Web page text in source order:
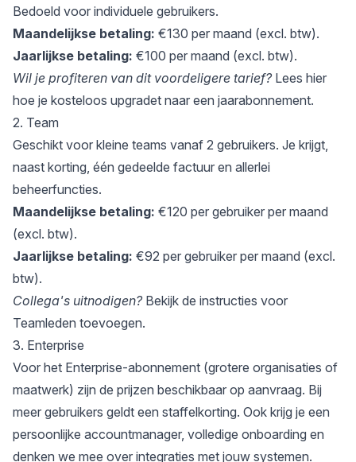
Bedoeld voor individuele gebruikers.
Maandelijkse betaling: €130 per maand (excl. btw).
Jaarlijkse betaling: €100 per maand (excl. btw).
Wil je profiteren van dit voordeligere tarief? Lees hier
hoe je kosteloos upgradet naar een jaarabonnement.
2. Team
Geschikt voor kleine teams vanaf 2 gebruikers. Je krijgt,
naast korting, één gedeelde factuur en allerlei
beheerfuncties.
Maandelijkse betaling: €120 per gebruiker per maand
(excl. btw).
Jaarlijkse betaling: €92 per gebruiker per maand (excl.
btw).
Collega's uitnodigen?Bekijk de instructies voor
Teamleden toevoegen.
3. Enterprise
Voor het Enterprise-abonnement (grotere organisaties of
maatwerk) zijn de prijzen beschikbaar op aanvraag. Bij
meer gebruikers geldt een staffelkorting. Ook krijg je een
persoonlijke accountmanager, volledige onboarding en
denken we mee over integraties met jouw systemen.